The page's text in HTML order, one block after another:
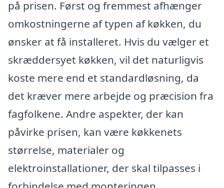
på prisen. Først og fremmest afhænger
omkostningerne af typen af køkken, du
ønsker at få installeret. Hvis du vælger et
skræddersyet køkken, vil det naturligvis
koste mere end et standardløsning, da
det kræver mere arbejde og præcision fra
fagfolkene. Andre aspekter, der kan
påvirke prisen, kan være køkkenets
størrelse, materialer og
elektroinstallationer, der skal tilpasses i